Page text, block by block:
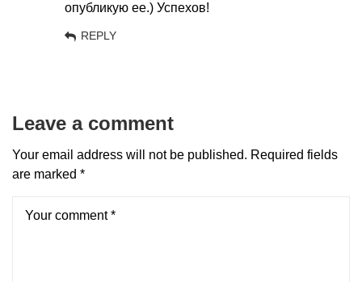
опубликую ее.) Успехов!
REPLY
Leave a comment
Your email address will not be published. Required fields
are marked *